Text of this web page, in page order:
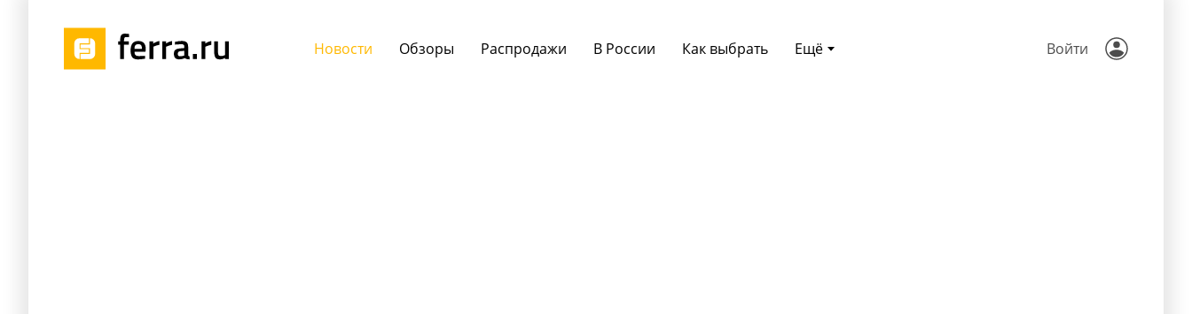
Ещё
Новости Обзоры Распродажи В России Как выбрать Войти